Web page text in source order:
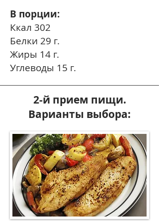
В порции:
Ккал 302
Белки 29 г.
Жиры 14 г.
Углеводы 15 г.
2-й прием пищи.
Варианты выбора: